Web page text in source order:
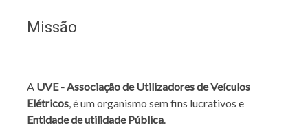
Missão
A UVE - Associação de Utilizadores de Veículos
Elétricos, é um organismo sem fins lucrativos e
Entidade de utilidade Pública.